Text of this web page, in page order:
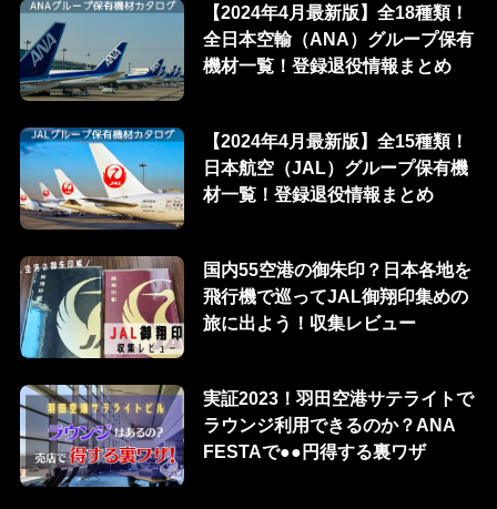
【2024年4月最新版】全18種類！
全日本空輸（ANA）グループ保有
機材一覧！登録退役情報まとめ
【2024年4月最新版】全15種類！
日本航空（JAL）グループ保有機
材一覧！登録退役情報まとめ
国内55空港の御朱印？日本各地を
飛行機で巡ってJAL御翔印集めの
旅に出よう！収集レビュー
実証2023！羽田空港サテライトで
ラウンジ利用できるのか？ANA
FESTAで●●円得する裏ワザ